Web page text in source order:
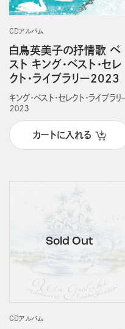
CDアルバム
白鳥英美子の抒情歌 ベ
スト キング・ベスト・セレ
クト・ライブラリー2023
キング・ベスト・セレクト・ライブラリ
２０２３
カートに入れる
CDアルバム